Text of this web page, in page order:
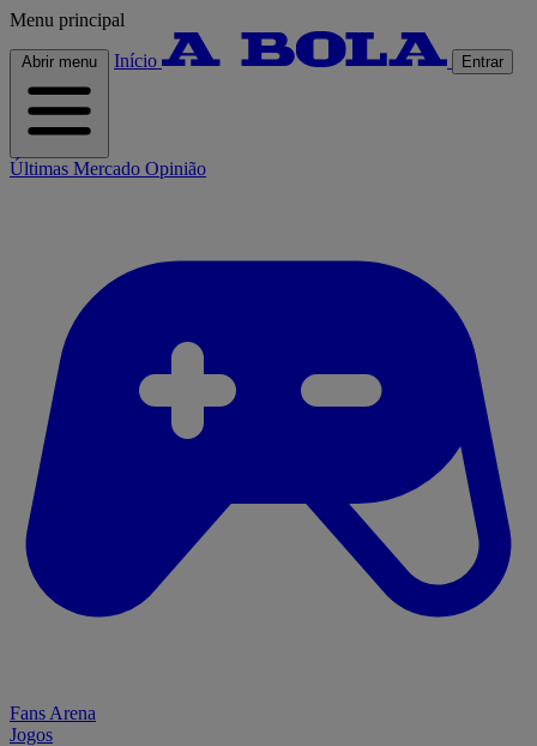
Menu principal
Abrir menu Início Entrar
Últimas Mercado Opinião
Fans Arena
Jogos